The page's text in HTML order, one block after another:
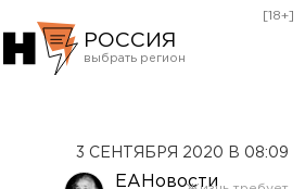
РОССИЯ
[18+]
3 СЕНТЯБРЯ 2020 В 08:09
ЕАНовости